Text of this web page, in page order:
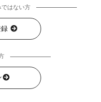
ではない方